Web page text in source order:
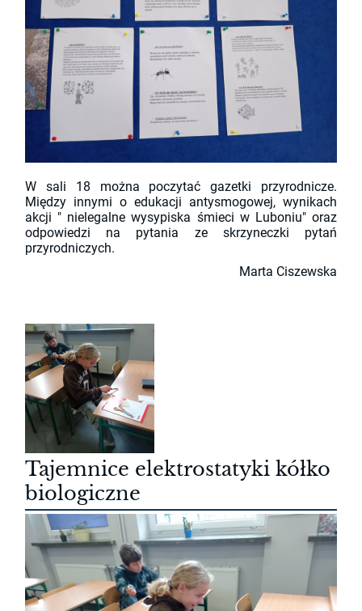
W sali 18 można poczytać gazetki przyrodnicze.
Między innymi o edukacji antysmogowej, wynikach
akcji " nielegalne wysypiska śmieci w Luboniu" oraz
odpowiedzi na pytania ze skrzyneczki pytań
przyrodniczych.
Marta Ciszewska
Tajemnice elektrostatyki kółko
biologiczne